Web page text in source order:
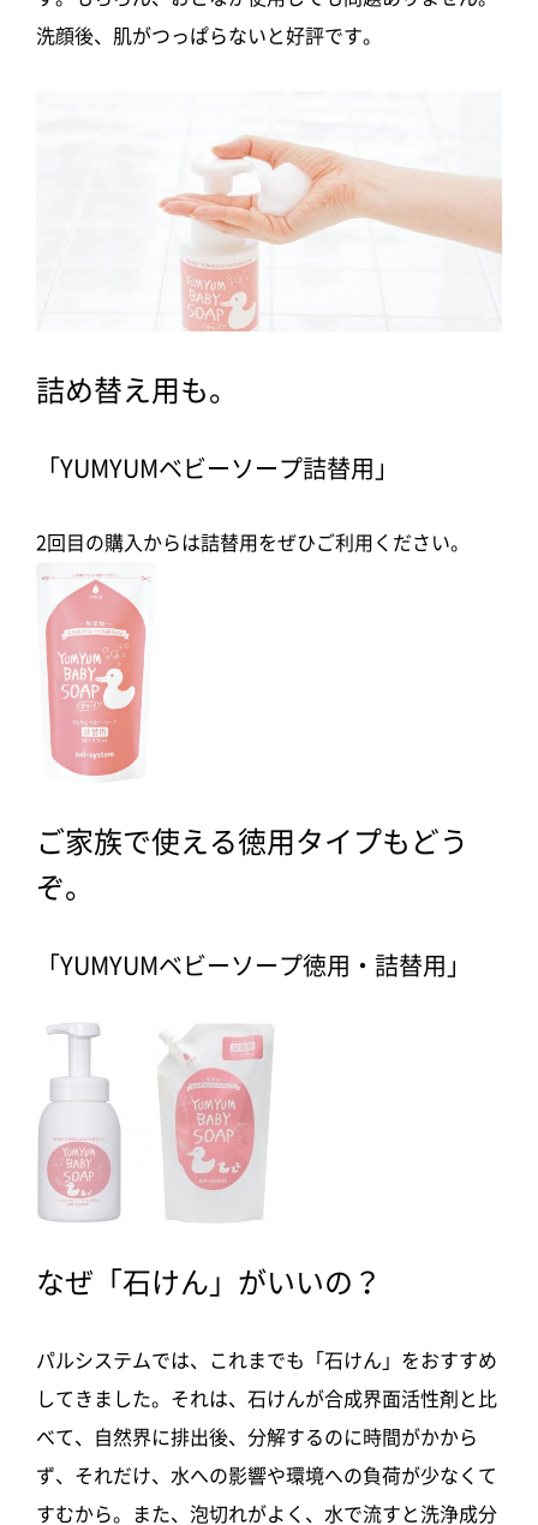
洗顔後、肌がつっぱらないと好評です。
詰め替え用も。
「YUMYUMベビーソープ詰替用」
2回目の購入からは詰替用をぜひご利用ください。
ご家族で使える徳用タイプもどう
ぞ。
「YUMYUMベビーソープ徳用・詰替用」
なぜ「石けん」がいいの？
パルシステムでは、これまでも「石けん」をおすすめ
してきました。それは、石けんが合成界面活性剤と比
べて、自然界に排出後、分解するのに時間がかから
ず、それだけ、水への影響や環境への負荷が少なくて
すむから。また、泡切れがよく、水で流すと洗浄成分